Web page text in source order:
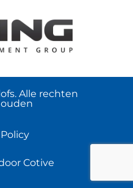
Alle rechten
Cotive